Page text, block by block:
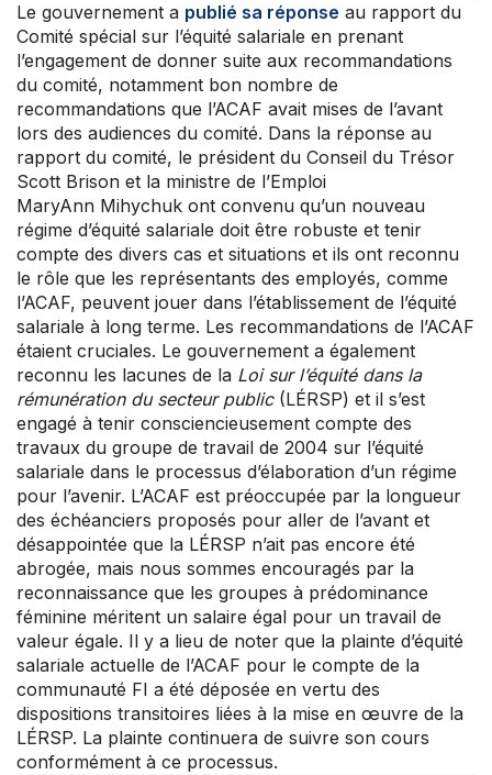
Le gouvernement a publié sa réponse au rapport du
Comité spécial sur l’équité salariale en prenant
l’engagement de donner suite aux recommandations
du comité, notamment bon nombre de
recommandations que l’ACAF avait mises de l’avant
lors des audiences du comité. Dans la réponse au
rapport du comité, le président du Conseil du Trésor
Scott Brison et la ministre de l’Emploi
MaryAnn Mihychuk ont convenu qu’un nouveau
régime d’équité salariale doit être robuste et tenir
compte des divers cas et situations et ils ont reconnu
le rôle que les représentants des employés, comme
l’ACAF, peuvent jouer dans l’établissement de l’équité
salariale à long terme. Les recommandations de l’ACAF
étaient cruciales. Le gouvernement a également
reconnu les lacunes de la Loi sur l’équité dans la
rémunération du secteur public(LÉRSP) et il s’est
engagé à tenir consciencieusement compte des
travaux du groupe de travail de 2004 sur l’équité
salariale dans le processus d’élaboration d’un régime
pour l’avenir. L’ACAF est préoccupée par la longueur
des échéanciers proposés pour aller de l’avant et
désappointée que la LÉRSP n’ait pas encore été
abrogée, mais nous sommes encouragés par la
reconnaissance que les groupes à prédominance
féminine méritent un salaire égal pour un travail de
valeur égale. Il y a lieu de noter que la plainte d’équité
salariale actuelle de l’ACAF pour le compte de la
communauté FI a été déposée en vertu des
dispositions transitoires liées à la mise en œuvre de la
LÉRSP. La plainte continuera de suivre son cours
conformément à ce processus.